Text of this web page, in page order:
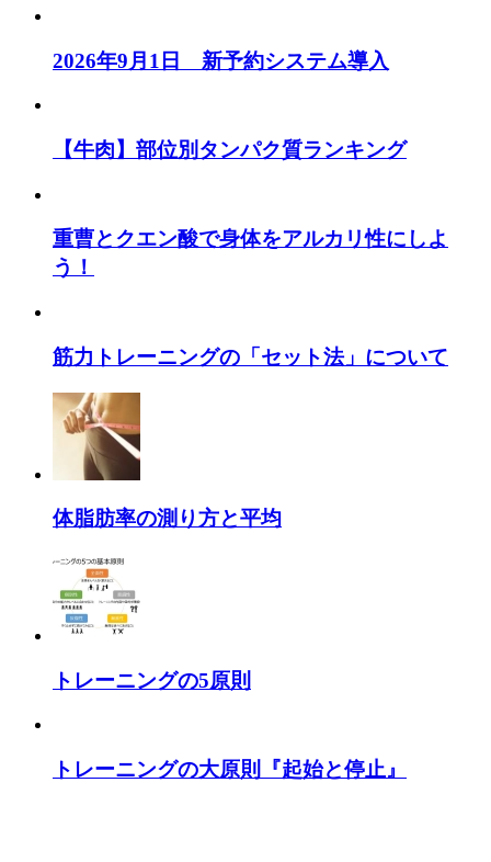
2026年9月1日 新予約システム導入
【牛肉】部位別タンパク質ランキング
重曹とクエン酸で身体をアルカリ性にしよ
う！
筋力トレーニングの「セット法」について
体脂肪率の測り方と平均
トレーニングの5原則
トレーニングの大原則『起始と停止』